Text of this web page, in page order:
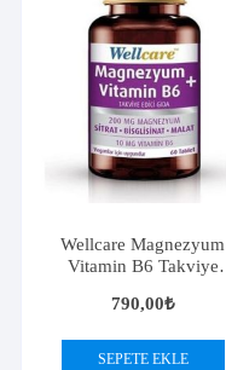
Wellcare Magnezyum
Vitamin B6 Takviye
790,00₺
SEPETE EKLE